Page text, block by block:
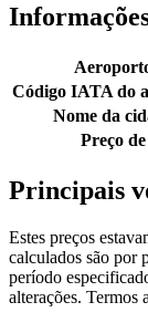
Código IATA do
Nome da
Preço
Principais
Estes preços
calculados são por
período
alterações. Termos